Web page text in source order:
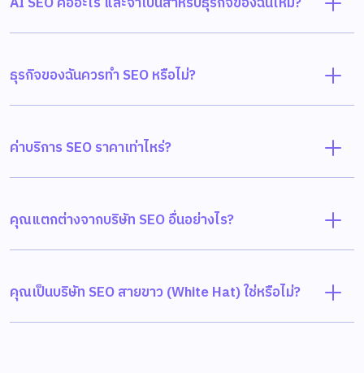
ธุรกิจของฉันควรทำ SEO หรือไม่?
ค่าบริการ SEO ราคาเท่าไหร่?
คุณแตกต่างจากบริษัท SEO อื่นอย่างไร?
คุณเป็นบริษัท SEO สายขาว (White Hat) ใช่หรือไม่?